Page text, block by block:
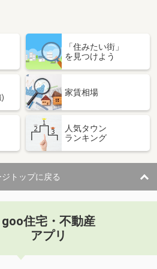
「住みたい街」
を見つけよう
)
家賃相場
人気タウン
ランキング
トップに戻る
goo住宅・不動産
アプリ